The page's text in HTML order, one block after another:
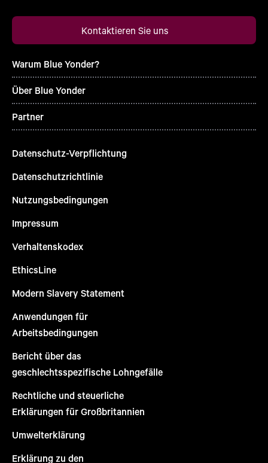
Kontaktieren Sie uns
Warum Blue Yonder?
Über Blue Yonder
Partner
Datenschutz-Verpflichtung
Datenschutzrichtlinie
Nutzungsbedingungen
Impressum
Verhaltenskodex
EthicsLine
Modern Slavery Statement
Anwendungen für
Arbeitsbedingungen
Bericht über das
geschlechtsspezifische Lohngefälle
Rechtliche und steuerliche
Erklärungen für Großbritannien
Umwelterklärung
Erklärung zu den